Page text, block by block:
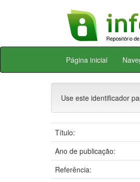
Skip
Página inicial
Use este identificador
Título:
Ano de publicação:
Referência: